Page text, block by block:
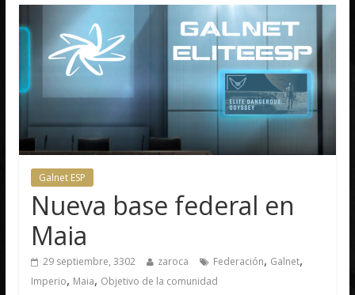
Galnet ESP
Nueva base federal en
Maia
29 septiembre, 3302 zaroca Federación, Galnet,
Imperio, Maia, Objetivo de la comunidad